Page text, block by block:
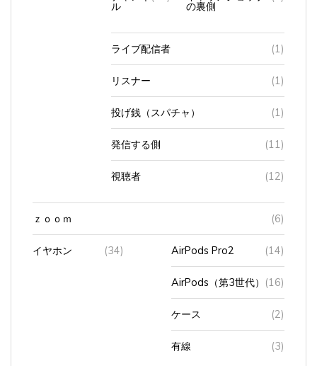
ル の裏側
ライブ配信者 (1)
リスナー (1)
投げ銭（スパチャ） (1)
発信する側 (11)
視聴者 (12)
ｚｏｏｍ (6)
イヤホン (34) AirPods Pro2 (14)
AirPods（第3世代） (16)
ケース (2)
有線 (3)